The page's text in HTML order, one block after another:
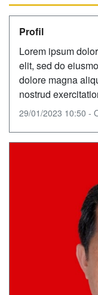
Profil
Lorem ipsum
elit, sed do
dolore magna
nostrud
29/01/2023 10:50 -